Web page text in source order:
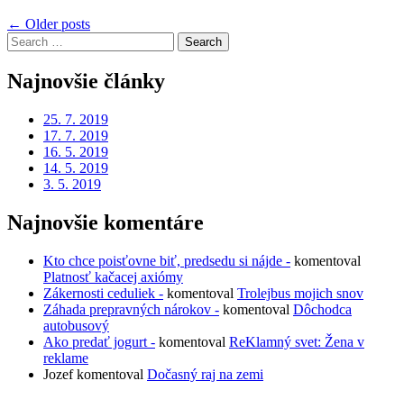
Navigácia
v
článkoch
← Older posts
Search
for:
Najnovšie články
25. 7. 2019
17. 7. 2019
16. 5. 2019
14. 5. 2019
3. 5. 2019
Najnovšie komentáre
Kto chce poisťovne biť, predsedu si nájde - komentoval
Platnosť kačacej axiómy
Zákernosti ceduliek - komentoval Trolejbus mojich snov
Záhada prepravných nárokov - komentoval Dôchodca
autobusový
Ako predať jogurt - komentoval ReKlamný svet: Žena v
reklame
Jozefkomentoval Dočasný raj na zemi